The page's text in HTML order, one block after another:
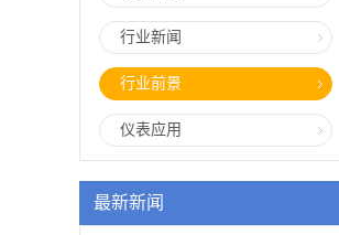
行业新闻
行业前景
仪表应用
最新新闻